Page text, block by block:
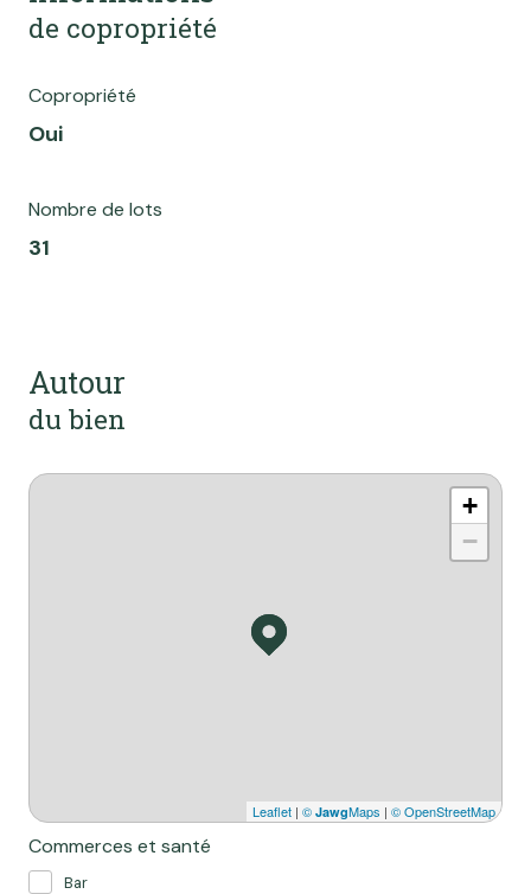
de copropriété
Copropriété
Oui
Nombre de lots
31
Autour
du bien
+
−
Leaflet | © JawgMaps | © OpenStreetMap
Commerces et santé
Bar